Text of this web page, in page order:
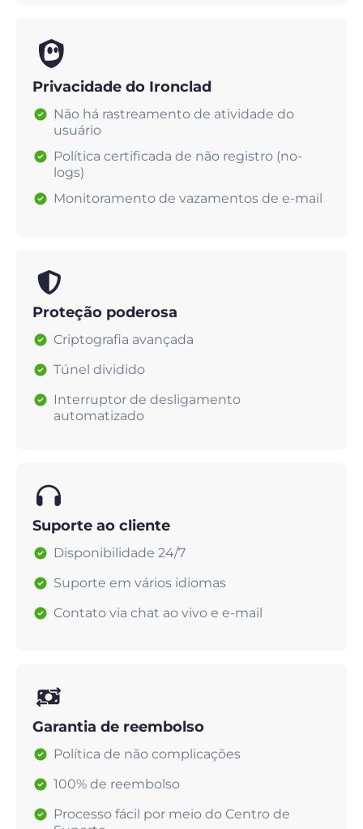
Privacidade do Ironclad
Não há rastreamento de atividade do
usuário
Política certificada de não registro (no-
logs)
Monitoramento de vazamentos de e-mail
Proteção poderosa
Criptografia avançada
Túnel dividido
Interruptor de desligamento
automatizado
Suporte ao cliente
Disponibilidade 24/7
Suporte em vários idiomas
Contato via chat ao vivo e e-mail
Garantia de reembolso
Política de não complicações
100% de reembolso
Processo fácil por meio do Centro de